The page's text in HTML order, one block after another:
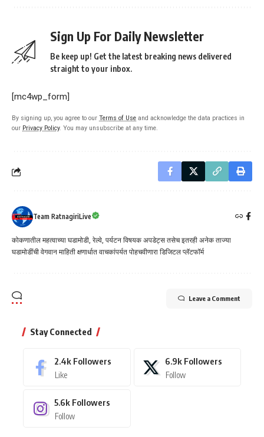
Sign Up For Daily Newsletter
Be keep up! Get the latest breaking news delivered
straight to your inbox.
[mc4wp_form]
By signing up, you agree to our Terms of Use and acknowledge the data practices in
our Privacy Policy. You may unsubscribe at any time.
Team RatnagiriLive
कोकणातील महत्वाच्या घडामोडी, रेल्वे, पर्यटन विषयक अपडेट्स तसेच इतरही अनेक ताज्या
घडामोडींची वेगवान माहिती क्षणार्धात वाचकांपर्यत पोहचवीणारा डिजिटल प्लॅटफॉर्म
Leave a Comment
Stay Connected
2.4k Followers
Like
6.9k Followers
Follow
5.6k Followers
Follow